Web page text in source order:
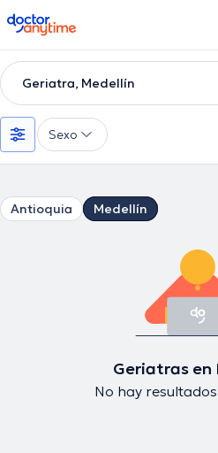
doctoranytime
Geriatra, Medellín
Sexo
Antioquia Medellín
Geriatras en
No hay